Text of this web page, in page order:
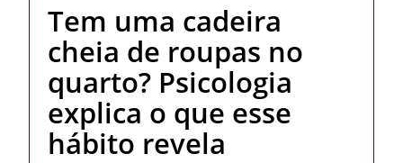
Tem uma cadeira
cheia de roupas no
quarto? Psicologia
explica o que esse
hábito revela